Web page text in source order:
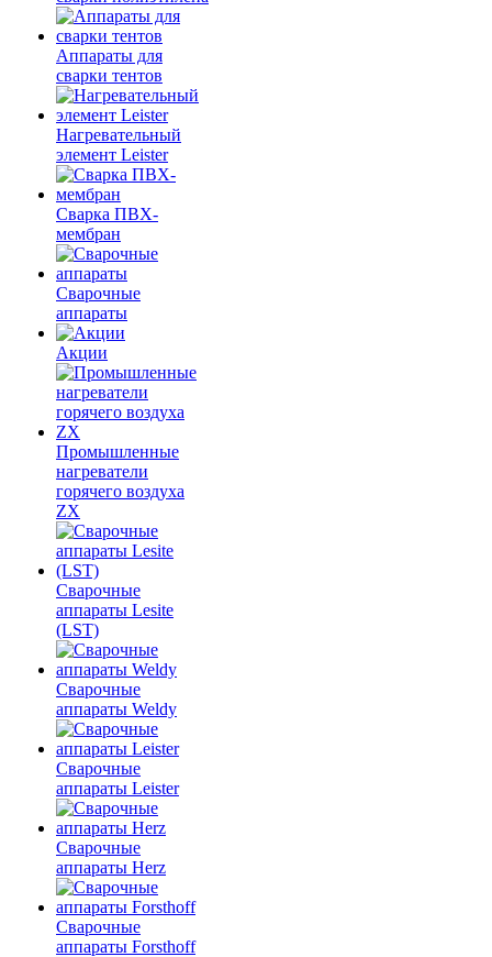
Аппараты для
сварки тентов
Нагревательный
элемент Leister
Сварка ПВХ-
мембран
Сварочные
аппараты
Акции
Промышленные
нагреватели
горячего воздуха
ZX
Сварочные
аппараты Lesite
(LST)
Сварочные
аппараты Weldy
Сварочные
аппараты Leister
Сварочные
аппараты Herz
Сварочные
аппараты Forsthoff